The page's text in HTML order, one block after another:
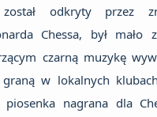
odkryty przez
Chessa, był mało
czarną muzykę
w lokalnych
piosenka nagrana dla